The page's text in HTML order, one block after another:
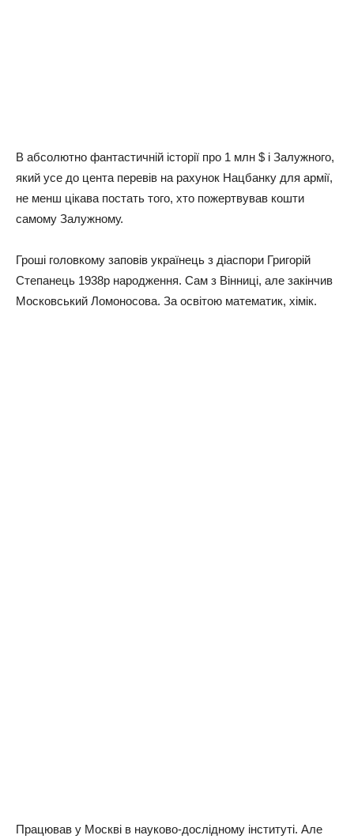
В абсолютно фантастичній історії про 1 млн $ і Залужного,
який усе до цента перевів на рахунок Нацбанку для армії,
не менш цікава постать того, хто пожертвував кошти
самому Залужному.
Гроші головкому заповів українець з діаспори Григорій
Степанець 1938р народження. Сам з Вінниці, але закінчив
Московський Ломоносова. За освітою математик, хімік.
Працював у Москві в науково-дослідному інституті. Але